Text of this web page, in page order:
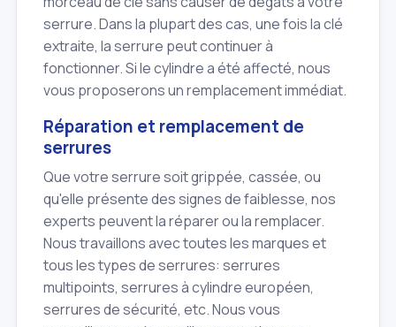
serrure. Dans la plupart des cas, une fois la clé
extraite, la serrure peut continuer à
fonctionner. Si le cylindre a été affecté, nous
vous proposerons un remplacement immédiat.
Réparation et remplacement de
serrures
Que votre serrure soit grippée, cassée, ou
qu'elle présente des signes de faiblesse, nos
experts peuvent la réparer ou la remplacer.
Nous travaillons avec toutes les marques et
tous les types de serrures: serrures
multipoints, serrures à cylindre européen,
serrures de sécurité, etc. Nous vous